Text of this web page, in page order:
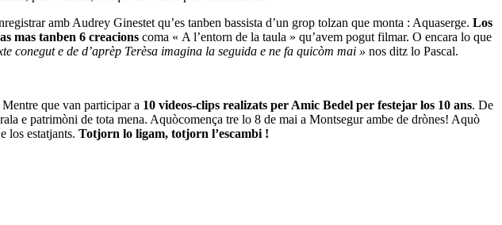
amb Audrey Ginestet qu’es tanben bassista d’un grop tolzan que monta : Aquaserge. Los
mas tanben 6 creacions coma « A l’entorn de la taula » qu’avem pogut filmar. O encara lo que
conegut e de d’aprèp Terèsa imagina la seguida e ne fa quicòm mai » nos ditz lo Pascal.
Mentre que van participar a 10 videos-clips realizats per Amic Bedel per festejar los 10 ans. De
e patrimòni de tota mena. Aquòcomença tre lo 8 de mai a Montsegur ambe de drònes! Aquò
los estatjants. Totjorn lo ligam, totjorn l’escambi !